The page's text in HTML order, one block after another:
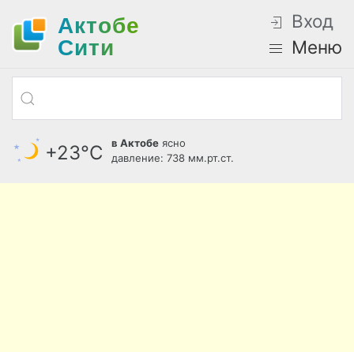
Актобе
Cити
Вход
Меню
+23°С в Актобе ясно
давление: 738 мм.рт.ст.